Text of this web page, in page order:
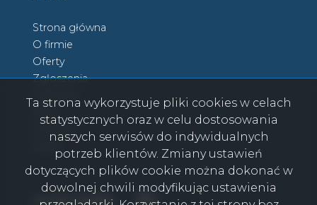
Strona główna
O firmie
Oferty
Zgłoszenia
Kontakt
social media Facebook
Facebook
Ta strona wykorzystuje pliki cookies w celach
statystycznych oraz w celu dostosowania
naszych serwisów do indywidualnych
potrzeb klientów. Zmiany ustawień
dotyczących plików cookie można dokonać w
dowolnej chwili modyfikując ustawienia